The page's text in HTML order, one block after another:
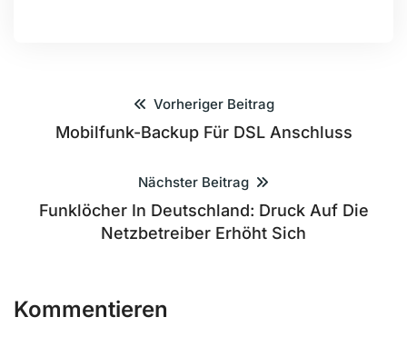
Vorheriger Beitrag
Mobilfunk-Backup Für DSL Anschluss
Nächster Beitrag
Funklöcher In Deutschland: Druck Auf Die
Netzbetreiber Erhöht Sich
Kommentieren